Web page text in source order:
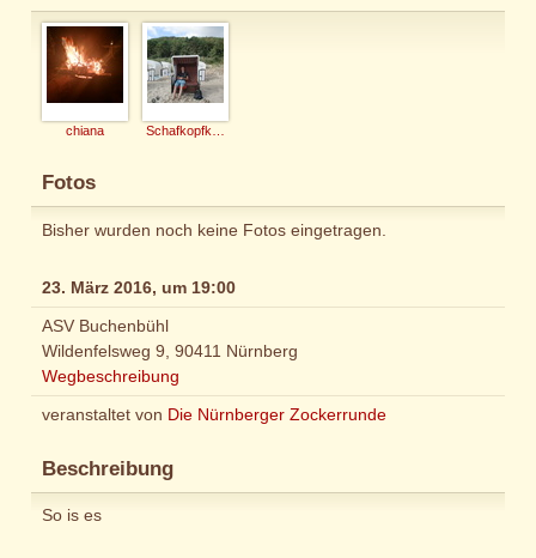
chiana
Fotos
Bisher wurden noch keine Fotos eingetragen.
23. März 2016, um 19:00
ASV Buchenbühl
Wildenfelsweg 9, 90411 Nürnberg
Wegbeschreibung
veranstaltet von Die Nürnberger Zockerrunde
Beschreibung
So is es